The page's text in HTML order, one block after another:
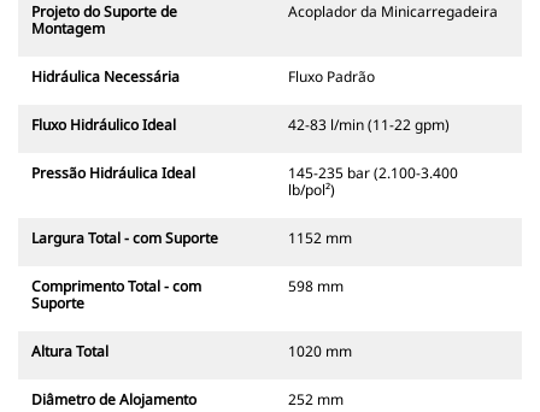
Projeto do Suporte de
Montagem
Acoplador da Minicarregadeira
Hidráulica Necessária Fluxo Padrão
Fluxo Hidráulico Ideal 42-83 l/min (11-22 gpm)
Pressão Hidráulica Ideal
145-235 bar (2.100-3.400
lb/pol²)
Largura Total - com Suporte 1152 mm
Comprimento Total - com
Suporte
598 mm
Altura Total 1020 mm
Diâmetro de Alojamento 252 mm